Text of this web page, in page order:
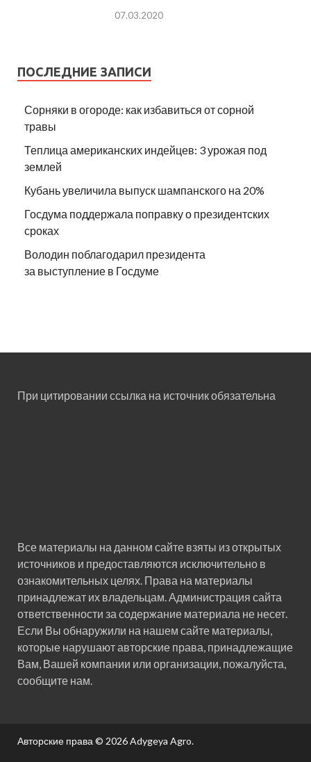
07.03.2020
ПОСЛЕДНИЕ ЗАПИСИ
Сорняки в огороде: как избавиться от сорной
травы
Теплица американских индейцев: 3 урожая под
землей
Кубань увеличила выпуск шампанского на 20%
Госдума поддержала поправку о президентских
сроках
Володин поблагодарил президента
за выступление в Госдуме
При цитировании ссылка на источник обязательна
Все материалы на данном сайте взяты из открытых
источников и предоставляются исключительно в
ознакомительных целях. Права на материалы
принадлежат их владельцам. Администрация сайта
ответственности за содержание материала не несет.
Если Вы обнаружили на нашем сайте материалы,
которые нарушают авторские права, принадлежащие
Вам, Вашей компании или организации, пожалуйста,
сообщите нам.
Авторские права © 2026Adygeya Agro.